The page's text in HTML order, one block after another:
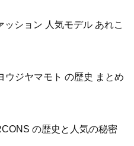
ッション 人気モデル あれこ
ウジヤマモト の歴史 まとめ
の歴史と人気の秘密